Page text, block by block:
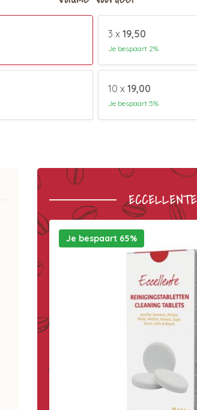
3 x 19,50
Je bespaart 2%
10 x 19,00
Je bespaart 5%
ECCELLENTE
Je bespaart 65%